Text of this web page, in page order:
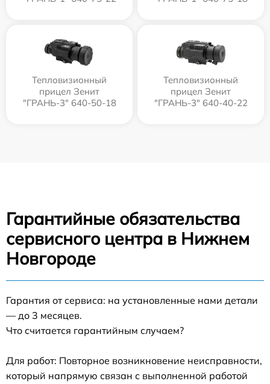
Тепловизионный
прицел Зенит
"ГРАНЬ-3" 640-50-18
Тепловизионный
прицел Зенит
"ГРАНЬ-3" 640-40-22
Гарантийные обязательства
сервисного центра в Нижнем
Новгороде
Гарантия от сервиса: на установленные нами детали
— до 3 месяцев.
Что считается гарантийным случаем?
Для работ: Повторное возникновение неисправности,
который напрямую связан с выполненной работой